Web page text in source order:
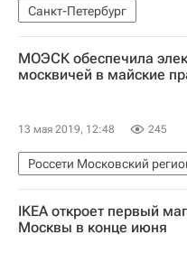
Санкт-Петербург
Администрация г. Санкт-
Отопительный сезон
МОЭСК обеспечила
москвичей в майские
13 мая 2019, 12:48 245
Россети Московский
Москва Сегодня:
Москва
Городское
IKEA откроет первый
Москвы в конце июня